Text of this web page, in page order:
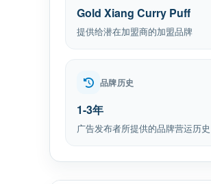
Gold Xiang Curry Puff
提供给潜在加盟商的加盟品牌
品牌历史
1-3年
广告发布者所提供的品牌营运历史